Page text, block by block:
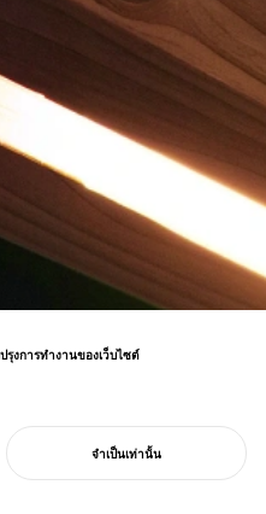
มูลค่าไม้ ผู้ชนะรางวัล DFA Design Award
รุงการทำงานของเว็บไซต์
จำเป็นเท่านั้น